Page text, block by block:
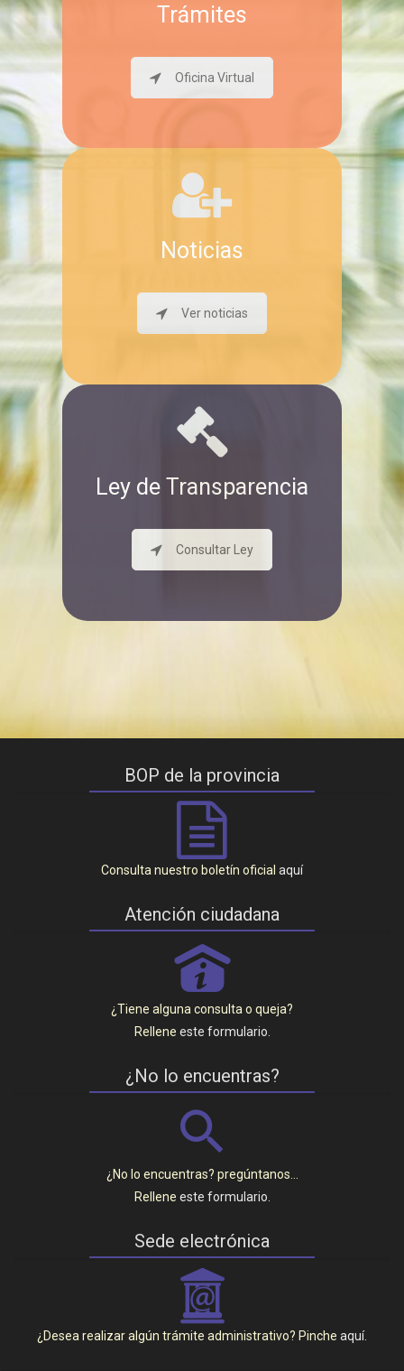
Trámites
Oficina Virtual
Noticias
Ver noticias
Ley de Transparencia
Consultar Ley
BOP de la provincia
Consulta nuestro boletín oficial aquí
Atención ciudadana
P
¿Tiene alguna consulta o queja?
Rellene este formulario
¿No lo encuentras?
¿No lo encuentras? pregúntanos…
Rellene este formulario
Sede electrónica
_
¿Desea realizar algún trámite administrativo? Pinche aquí.